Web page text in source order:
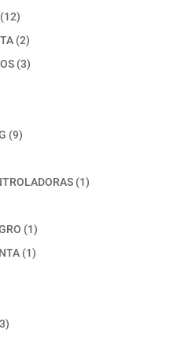
1212
productos
22
productos
33
99
11
11
producto
11
3